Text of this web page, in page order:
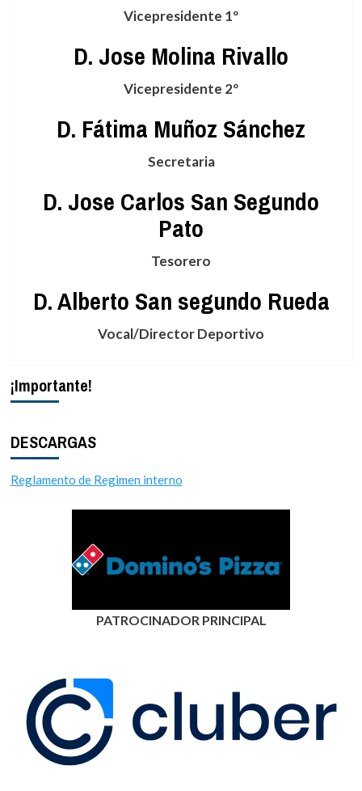
Vicepresidente 1º
D. Jose Molina Rivallo
Vicepresidente 2º
D. Fátima Muñoz Sánchez
Secretaria
D. Jose Carlos San Segundo
Pato
Tesorero
D. Alberto San segundo Rueda
Vocal/Director Deportivo
¡Importante!
DESCARGAS
Reglamento de Regimen interno
PATROCINADOR PRINCIPAL